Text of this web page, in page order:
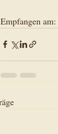
Empfangen